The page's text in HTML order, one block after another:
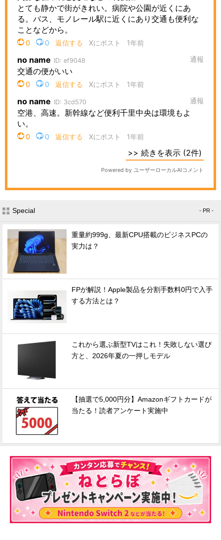
Special - PR -
重量約999g、最新CPU搭載のビジネスPCの
実力は？
FPが解説！Apple製品を分割手数料0円で入手
する方法とは？
これから選ぶ新型TVはこれ！失敗しない選び
方と、2026年夏の一押しモデル
【抽選で5,000円分】Amazonギフトカードが
当たる！読者アンケート実施中